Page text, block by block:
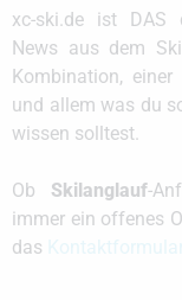
xc-ski.de ist DAS
News aus dem
Kombination, einer
und allem was du
wissen solltest.
Ob Skilanglauf-
immer ein offenes
das